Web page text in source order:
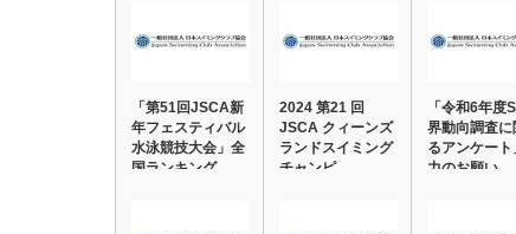
「第51回JSCA新
年フェスティバル
水泳競技大会」全
国ランキング…
2024 第21 回
JSCA クィーンズ
ランドスイミング
チャンピ…
「令和6年度
界動向調査に
るアンケート
力のお願い